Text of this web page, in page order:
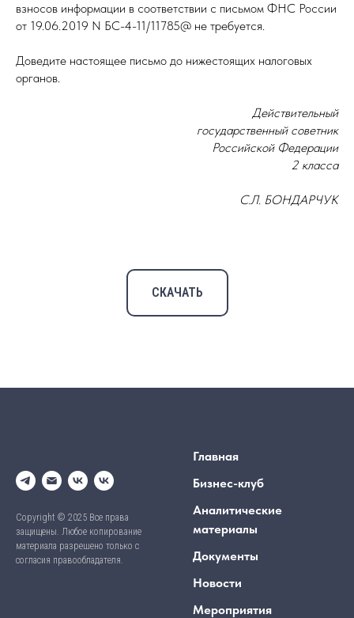
взносов информации в соответствии с письмом ФНС России
от 19.06.2019 N БС-4-11/11785@ не требуется.
Доведите настоящее письмо до нижестоящих налоговых
органов.
Действительный
государственный советник
Российской Федерации
2 класса
С.Л. БОНДАРЧУК
СКАЧАТЬ
Copyright © 2025 Все права
защищены. Любое копирование
материала разрешено только с
согласия правообладателя.
Главная
Бизнес-клуб
Аналитические
материалы
Документы
Новости
Мероприятия